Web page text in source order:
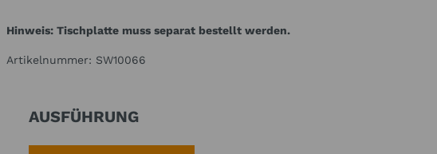
Hinweis: Tischplatte muss separat bestellt werden.
Artikelnummer: SW10066
AUSFÜHRUNG